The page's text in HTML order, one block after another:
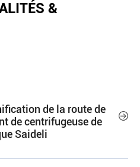
&
de la route de
de centrifugeuse de
Saideli
